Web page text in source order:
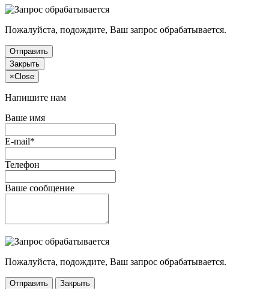
Пожалуйста, подождите, Ваш запрос обрабатывается.
Отправить
Закрыть
×Close
Напишите нам
Ваше имя
E-mail*
Телефон
Ваше сообщение
Пожалуйста, подождите, Ваш запрос обрабатывается.
Отправить
Закрыть